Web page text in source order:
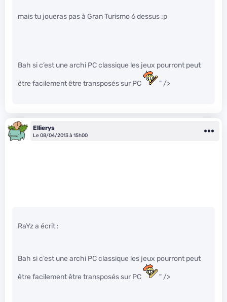
mais tu joueras pas à Gran Turismo 6 dessus :p
Bah si c’est une archi PC classique les jeux pourront peut
être facilement être transposés sur PC " />
Ellierys
Le 08/04/2013 à 15h00
RaYz a écrit :
Bah si c’est une archi PC classique les jeux pourront peut
être facilement être transposés sur PC " />